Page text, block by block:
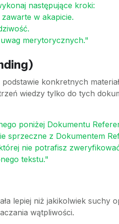
następujące kroki:
w akapicie.
merytorycznych."
konkretnych
wiedzy tylko do tych
poniżej Dokumentu
sprzeczne z Dokumentem
nie potrafisz
tekstu."
lepiej niż jakikolwiek suchy
wątpliwości.